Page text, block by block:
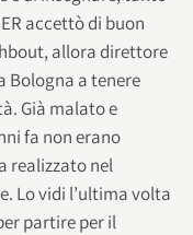
accettò di buon
allora direttore
Bologna a tenere
Già malato e
fa non erano
realizzato nel
Lo vidi l’ultima volta
partire per il